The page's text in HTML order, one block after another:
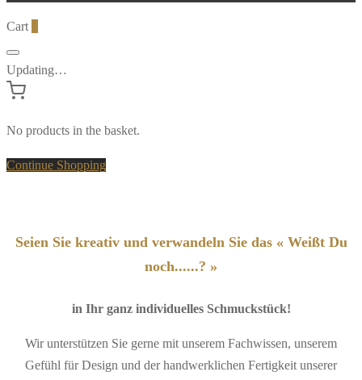
Cart
Updating…
No products in the basket.
Continue Shopping
Seien Sie kreativ und verwandeln Sie das « Weißt Du
noch......? »
in Ihr ganz individuelles Schmuckstück!
Wir unterstützen Sie gerne mit unserem Fachwissen, unserem
Gefühl für Design und der handwerklichen Fertigkeit unserer